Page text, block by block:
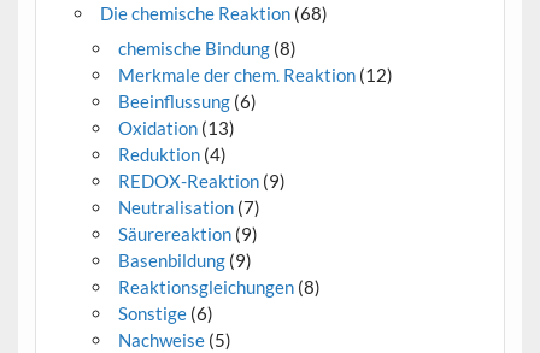
Die chemische Reaktion(68)
chemische Bindung (8)
Merkmale der chem. Reaktion (12)
Beeinflussung (6)
Oxidation (13)
Reduktion (4)
REDOX-Reaktion (9)
Neutralisation (7)
Säurereaktion (9)
Basenbildung (9)
Reaktionsgleichungen (8)
Sonstige (6)
Nachweise (5)